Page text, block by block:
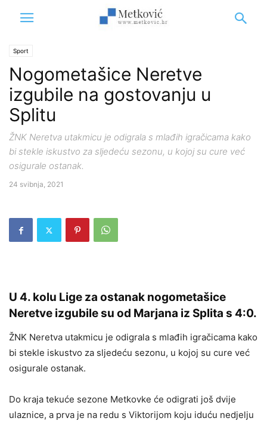
Sport
Nogometašice Neretve
izgubile na gostovanju u
Splitu
ŽNK Neretva utakmicu je odigrala s mlađih igračicama kako
bi stekle iskustvo za sljedeću sezonu, u kojoj su cure već
osigurale ostanak.
24 svibnja, 2021
U 4. kolu Lige za ostanak nogometašice
Neretve izgubile su od Marjana iz Splita s 4:0.
ŽNK Neretva utakmicu je odigrala s mlađih igračicama kako
bi stekle iskustvo za sljedeću sezonu, u kojoj su cure već
osigurale ostanak.
Do kraja tekuće sezone Metkovke će odigrati još dvije
ulaznice, a prva je na redu s Viktorijom koju iduću nedjelju